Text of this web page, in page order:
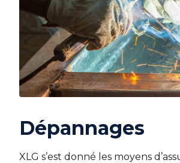
Dépannages
XLG s’est donné les moyens